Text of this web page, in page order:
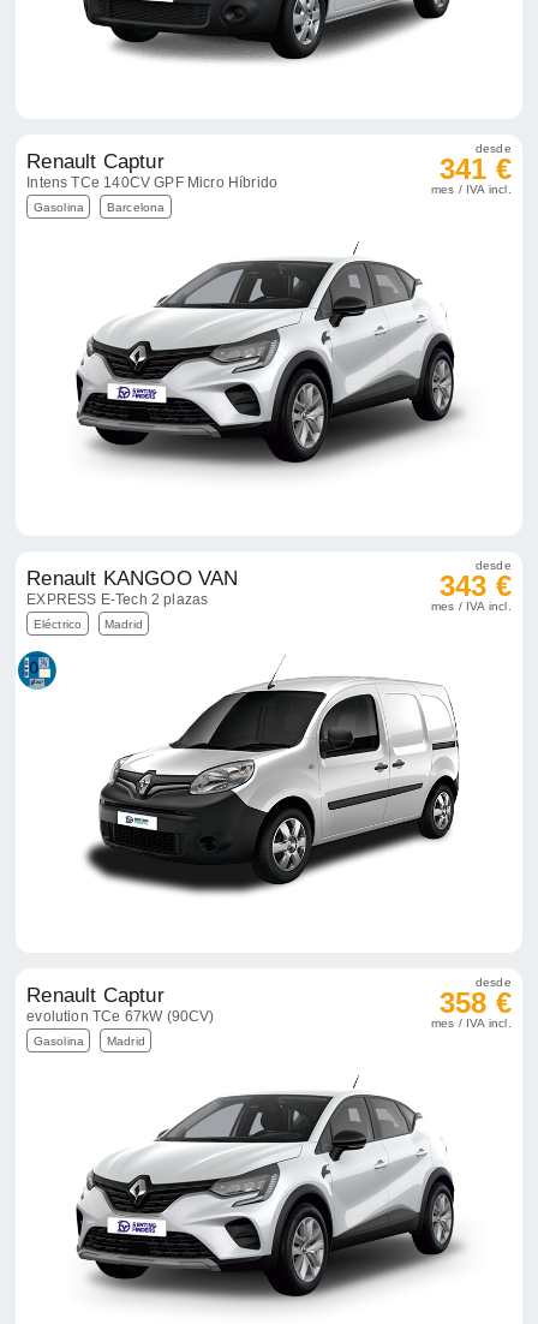
Renault Captur
Intens TCe 140CV GPF Micro Híbrido
Gasolina Barcelona
desde
341 €
mes / IVA incl.
Renault KANGOO VAN
EXPRESS E-Tech 2 plazas
Eléctrico Madrid
desde
343 €
mes / IVA incl.
Renault Captur
evolution TCe 67kW (90CV)
Gasolina Madrid
desde
358 €
mes / IVA incl.